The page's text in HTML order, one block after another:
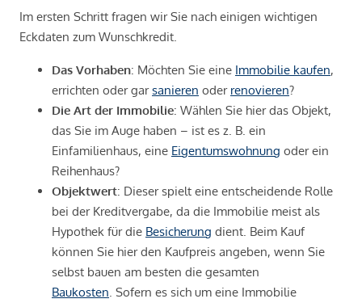
Im ersten Schritt fragen wir Sie nach einigen wichtigen
Eckdaten zum Wunschkredit.
Das Vorhaben: Möchten Sie eine Immobilie kaufen,
errichten oder garsanieren oder renovieren?
Die Art der Immobilie: Wählen Sie hier das Objekt,
das Sie im Auge haben – ist es z. B. ein
Einfamilienhaus, eine Eigentumswohnung oder ein
Reihenhaus?
Objektwert: Dieser spielt eine entscheidende Rolle
bei der Kreditvergabe, da die Immobilie meist als
Hypothek für die Besicherung dient. Beim Kauf
können Sie hier den Kaufpreis angeben, wenn Sie
selbst bauen am besten die gesamten
Baukosten . Sofern es sich um eine Immobilie